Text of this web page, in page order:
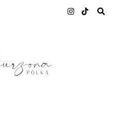
Google to deliver its
statistics, and to detect